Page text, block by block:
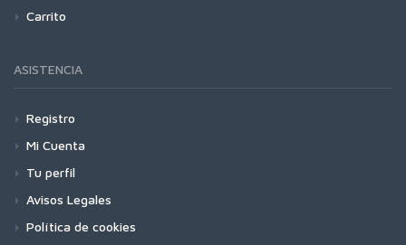
Carrito
ASISTENCIA
Registro
Mi Cuenta
Tu perfil
Avisos Legales
Política de cookies